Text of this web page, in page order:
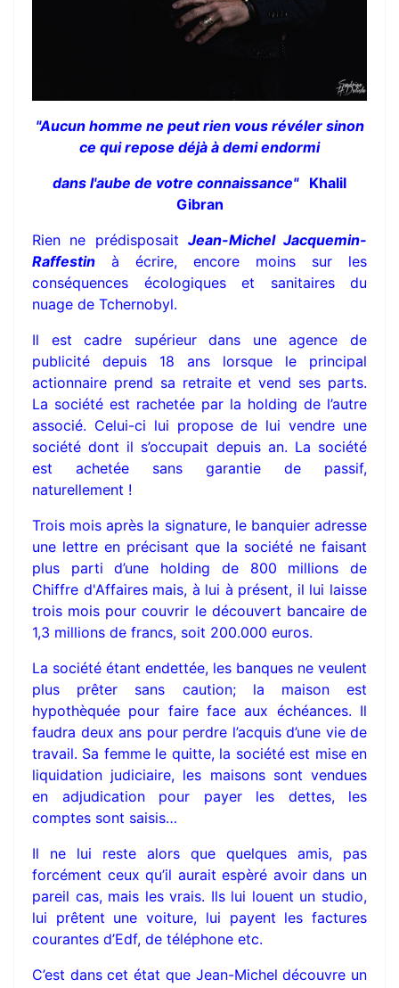
"Aucun homme ne peut rien vous révéler sinon
ce qui repose déjà à demi endormi
dans l'aube de votre connaissance"Khalil
Gibran
Rien ne prédisposait Jean-Michel Jacquemin-
Raffestin à écrire, encore moins sur les
conséquences écologiques et sanitaires du
nuage de Tchernobyl.
Il est cadre supérieur dans une agence de
publicité depuis 18 ans lorsque le principal
actionnaire prend sa retraite et vend ses parts.
La société est rachetée par la holding de l’autre
associé. Celui-ci lui propose de lui vendre une
société dont il s’occupait depuis an. La société
est achetée sans garantie de passif,
naturellement !
Trois mois après la signature, le banquier adresse
une lettre en précisant que la société ne faisant
plus parti d’une holding de 800 millions de
Chiffre d'Affaires mais, à lui à présent, il lui laisse
trois mois pour couvrir le découvert bancaire de
1,3 millions de francs, soit 200.000 euros.
La société étant endettée, les banques ne veulent
plus prêter sans caution; la maison est
hypothèquée pour faire face aux échéances. Il
faudra deux ans pour perdre l’acquis d’une vie de
travail. Sa femme le quitte, la société est mise en
liquidation judiciaire, les maisons sont vendues
en adjudication pour payer les dettes, les
comptes sont saisis…
Il ne lui reste alors que quelques amis, pas
forcément ceux qu’il aurait espèré avoir dans un
pareil cas, mais les vrais. Ils lui louent un studio,
lui prêtent une voiture, lui payent les factures
courantes d’Edf, de téléphone etc.
C’est dans cet état que Jean-Michel découvre un